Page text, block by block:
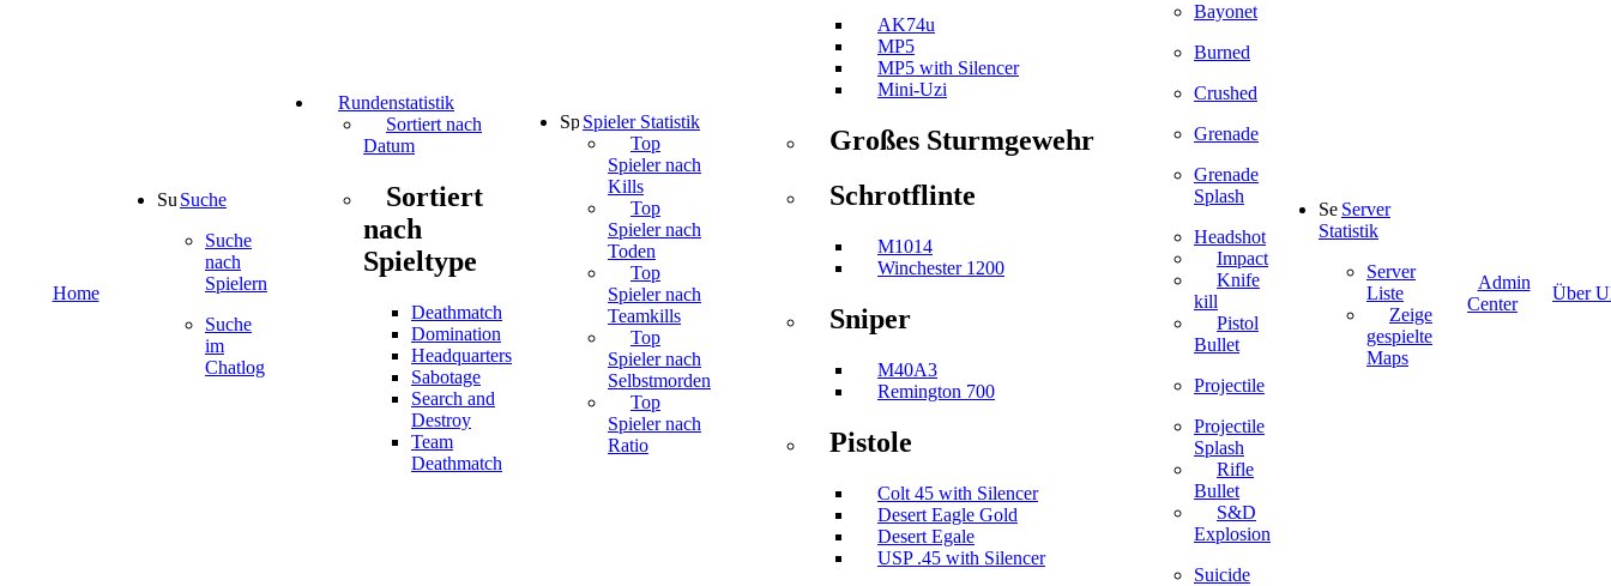
Home
Suche
Suche
nach
Spielern
Suche
im
Chatlog
Rundenstatistik
Sortiert nach
Datum
Sortiert
nach
Spieltype
Deathmatch
Domination
Headquarters
Sabotage
Search and
Destroy
Team
Deathmatch
Spieler Statistik
Top
Spieler nach
Kills
Top
Spieler nach
Toden
Top
Spieler nach
Teamkills
Top
Spieler nach
Selbstmorden
Top
Spieler nach
Ratio
AK74u
MP5
MP5 with Silencer
Mini-Uzi
Großes Sturmgewehr
Schrotflinte
M1014
Winchester 1200
Sniper
M40A3
Remington 700
Pistole
Colt 45 with Silencer
Desert Eagle Gold
Desert Egale
USP .45 with Silencer
Bayonet
Burned
Crushed
Grenade
Grenade
Splash
Headshot
Impact
Knife
kill
Pistol
Bullet
Projectile
Projectile
Splash
Rifle
Bullet
S&D
Explosion
Suicide
Server
Statistik
Server
Liste
Zeige
gespielte
Maps
Admin
Center
Über